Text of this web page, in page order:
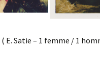
( E. Satie – 1 femme / 1